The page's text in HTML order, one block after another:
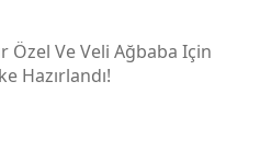
Özel Ve Veli Ağbaba Için
Hazırlandı!